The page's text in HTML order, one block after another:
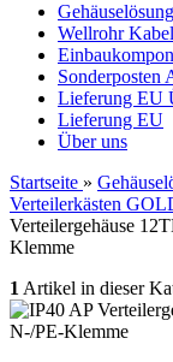
Wellrohr
Sonderposten
Lieferung EU
Lieferung EU
Über uns
Startseite »
Verteilerkästen
Verteilergehäuse
Klemme
1 Artikel in dieser